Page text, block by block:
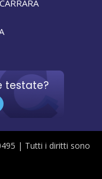
testate?
| Tutti i diritti sono